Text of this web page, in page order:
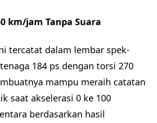
km/jam Tanpa Suara
tercatat dalam lembar spek-
184 ps dengan torsi 270
mampu meraih catatan
saat akselerasi 0 ke 100
berdasarkan hasil